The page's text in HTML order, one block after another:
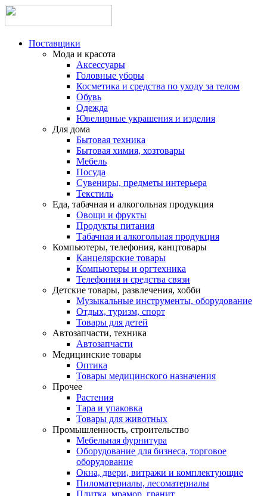
Поставщики
Мода и красота
Аксессуары
Головные уборы
Косметика и средства по уходу за телом
Обувь
Одежда
Ювелирные украшения и изделия
Для дома
Бытовая техника
Бытовая химия, хозтовары
Мебель
Посуда
Сувениры, предметы интерьера
Текстиль
Еда, табачная и алкогольная продукция
Овощи и фрукты
Продукты питания
Табачная и алкогольная продукция
Компьютеры, телефония, канцтовары
Канцелярские товары
Компьютеры и оргтехника
Телефония и средства связи
Детские товары, развлечения, хобби
Музыкальные инструменты, оборудование
Отдых, туризм, спорт
Товары для детей
Автозапчасти, техника
Автозапчасти
Медицинские товары
Оптика
Товары медицинского назначения
Прочее
Растения
Тара и упаковка
Товары для животных
Промышленность, строительство
Мебельная фурнитура
Оборудование для бизнеса, торговое
оборудование
Окна, двери, витражи и комплектующие
Пиломатериалы, лесоматериалы
Плитка, мрамор, гранит